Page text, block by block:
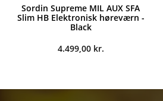
Sordin Supreme MIL AUX SFA
Slim HB Elektronisk høreværn -
Black
4.499,00 kr.